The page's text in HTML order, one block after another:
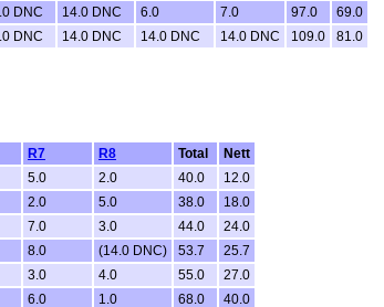
DNC 14.0 DNC 6.0 7.0 97.0
69.0
DNC 14.0 DNC 14.0 DNC 14.0 DNC 109.0 81.0
R7 R8 Total
Nett
5.0 2.0 40.0
12.0
2.0 5.0 38.0
18.0
7.0 3.0 44.0
24.0
8.0 (14.0 DNC) 53.7
25.7
3.0 4.0 55.0
27.0
6.0 1.0 68.0
40.0